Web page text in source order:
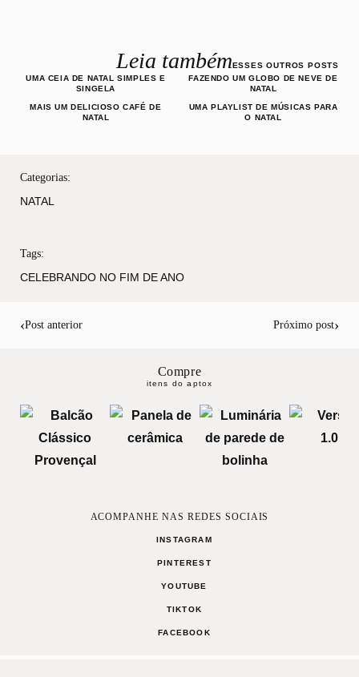
Leia tambémESSES OUTROS POSTS
UMA CEIA DE NATAL SIMPLES E
SINGELA
FAZENDO UM GLOBO DE NEVE DE
NATAL
MAIS UM DELICIOSO CAFÉ DE
NATAL
UMA PLAYLIST DE MÚSICAS PARA
O NATAL
Categorias:
NATAL
Tags:
CELEBRANDO NO FIM DE ANO
‹Post anterior Próximo post›
Compre
itens do aptox
ACOMPANHE NAS REDES SOCIAIS
INSTAGRAM
PINTEREST
YOUTUBE
TIKTOK
FACEBOOK